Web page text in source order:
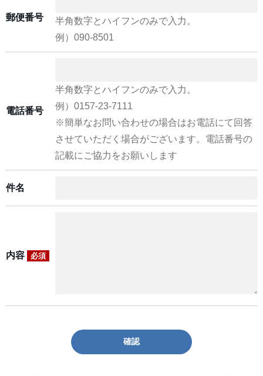
郵便番号
半角数字とハイフンのみで入力。
例）090-8501
電話番号
半角数字とハイフンのみで入力。
例）0157-23-7111
※簡単なお問い合わせの場合はお電話にて回答
させていただく場合がございます。電話番号の
記載にご協力をお願いします
件名
内容 必須
確認